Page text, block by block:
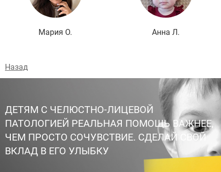
Мария О. Анна Л.
Назад
ДЕТЯМ С ЧЕЛЮСТНО-ЛИЦЕВОЙ
ПАТОЛОГИЕЙ РЕАЛЬНАЯ ПОМОЩЬ ВАЖНЕЕ,
ЧЕМ ПРОСТО СОЧУВСТВИЕ. СДЕЛАЙ СВОЙ
ВКЛАД В ЕГО УЛЫБКУ